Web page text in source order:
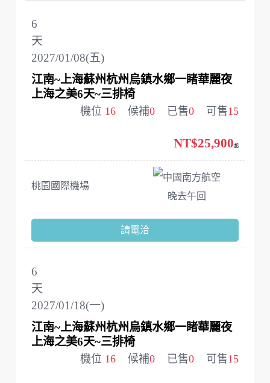
2027/01/08(五)
6
天
江南~上海蘇州杭州烏鎮水鄉一睹華麗夜
上海之美6天~三排椅
機位 16 候補0 已售0 可售15
桃園國際機場
中國南方航空
晚去午回
NT$25,900起
請電洽
2027/01/18(一)
6
天
江南~上海蘇州杭州烏鎮水鄉一睹華麗夜
上海之美6天~三排椅
機位 16 候補0 已售0 可售15